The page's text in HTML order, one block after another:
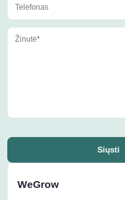
Siųsti
WeGrow